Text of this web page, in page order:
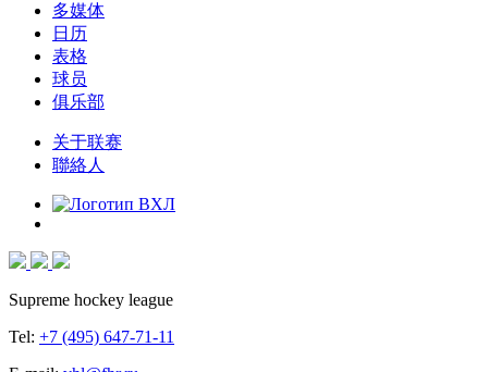
多媒体
日历
表格
球员
俱乐部
关于联赛
聯絡人
Supreme hockey league
Tel: +7 (495) 647-71-11